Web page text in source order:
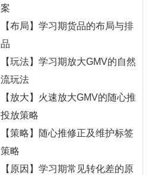
案
【布局】学习期货品的布局与排
品
【玩法】学习期放大GMV的自然
流玩法
【放大】火速放大GMV的随心推
投放策略
【策略】随心推修正及维护标签
策略
【原因】学习期常见转化差的原